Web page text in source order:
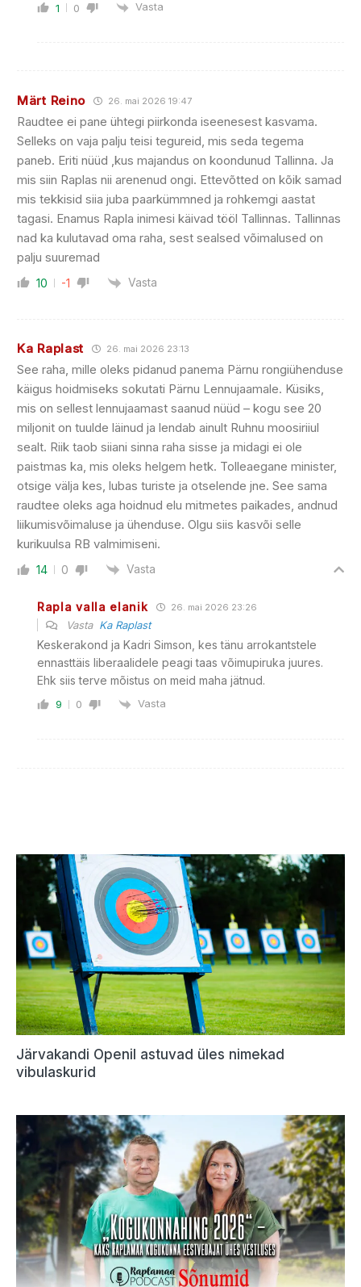
1 0 Vasta
Märt Reino 26. mai 2026 19:47
Raudtee ei pane ühtegi piirkonda iseenesest kasvama.
Selleks on vaja palju teisi tegureid, mis seda tegema
paneb. Eriti nüüd ,kus majandus on koondunud Tallinna. Ja
mis siin Raplas nii arenenud ongi. Ettevõtted on kõik samad
mis tekkisid siia juba paarkümmned ja rohkemgi aastat
tagasi. Enamus Rapla inimesi käivad tööl Tallinnas. Tallinnas
nad ka kulutavad oma raha, sest sealsed võimalused on
palju suuremad
10 -1 Vasta
Ka Raplast 26. mai 2026 23:13
See raha, mille oleks pidanud panema Pärnu rongiühenduse
käigus hoidmiseks sokutati Pärnu Lennujaamale. Küsiks,
mis on sellest lennujaamast saanud nüüd – kogu see 20
miljonit on tuulde läinud ja lendab ainult Ruhnu moosiriiul
sealt. Riik taob siiani sinna raha sisse ja midagi ei ole
paistmas ka, mis oleks helgem hetk. Tolleaegane minister,
otsige välja kes, lubas turiste ja otselende jne. See sama
raudtee oleks aga hoidnud elu mitmetes paikades, andnud
liikumisvõimaluse ja ühenduse. Olgu siis kasvõi selle
kurikuulsa RB valmimiseni.
14 0 Vasta
Rapla valla elanik 26. mai 2026 23:26
Vasta Ka Raplast
Keskerakond ja Kadri Simson, kes tänu arrokantstele
ennasttäis liberaalidele peagi taas võimupiruka juures.
Ehk siis terve mõistus on meid maha jätnud.
9 0 Vasta
Järvakandi Openil astuvad üles nimekad
vibulaskurid